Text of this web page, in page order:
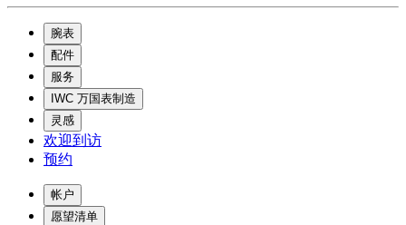
腕表
配件
服务
IWC 万国表制造
灵感
欢迎到访
预约
帐户
愿望清单